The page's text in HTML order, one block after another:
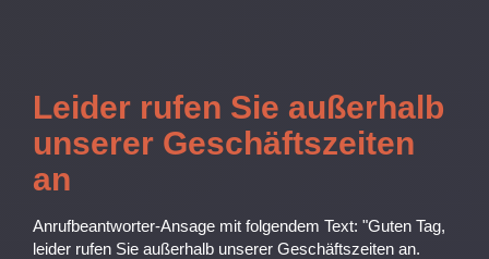
Leider rufen Sie außerhalb
unserer Geschäftszeiten
an
Anrufbeantworter-Ansage mit folgendem Text: "Guten Tag,
leider rufen Sie außerhalb unserer Geschäftszeiten an.